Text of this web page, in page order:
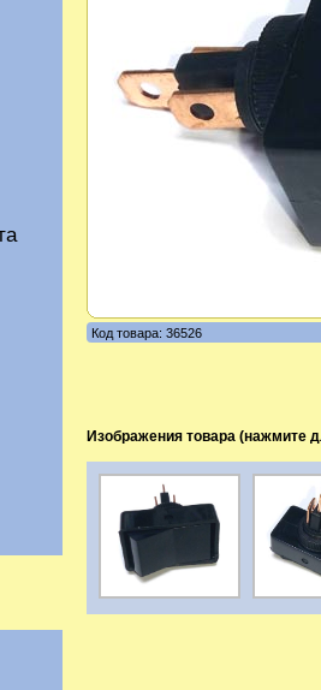
Код товара: 36526
Изображения товара (нажмите